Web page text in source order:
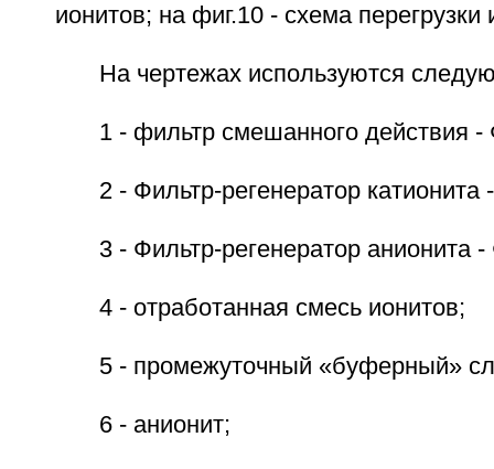
ионитов; на фиг.10 - схема
На чертежах используются
1 - фильтр смешанного действия
2 - Фильтр-регенератор
3 - Фильтр-регенератор анионита
4 - отработанная смесь ионитов;
5 - промежуточный «буферный»
6 - анионит;